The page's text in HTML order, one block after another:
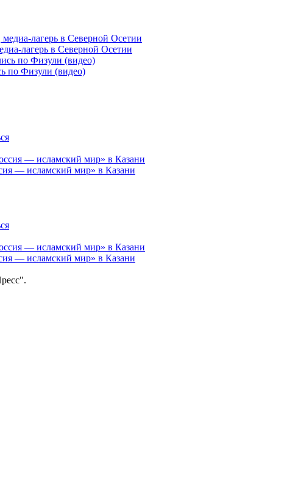
лагерь в Северной Осетии
по Физули (видео)
— исламский мир» в Казани
— исламский мир» в Казани